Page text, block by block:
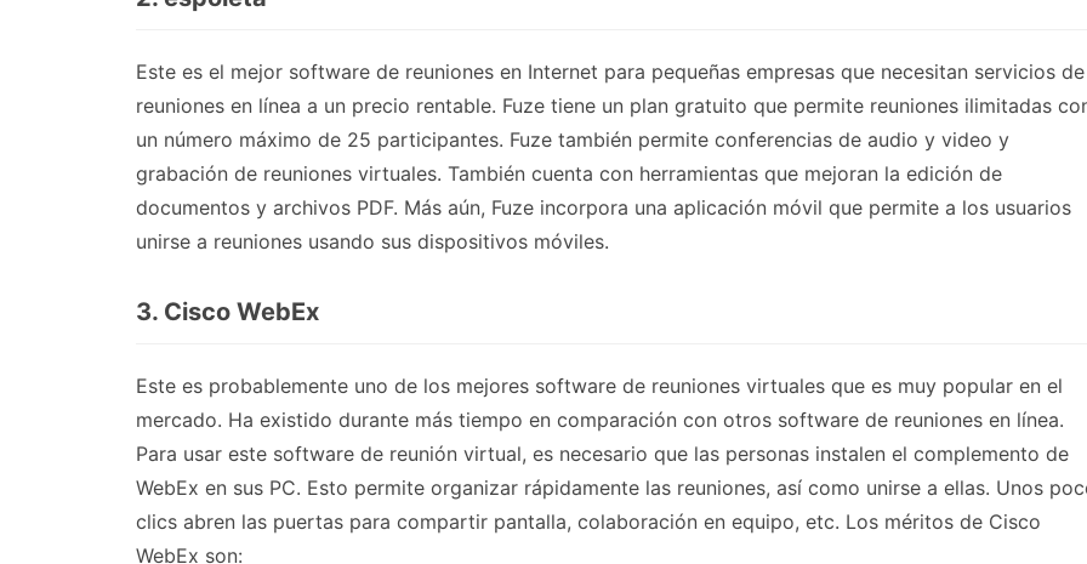
Este es el mejor software de reuniones en Internet para pequeñas empresas que necesitan servicios de
reuniones en línea a un precio rentable. Fuze tiene un plan gratuito que permite reuniones ilimitadas
un número máximo de 25 participantes. Fuze también permite conferencias de audio y video y
grabación de reuniones virtuales. También cuenta con herramientas que mejoran la edición de
documentos y archivos PDF. Más aún, Fuze incorpora una aplicación móvil que permite a los usuarios
unirse a reuniones usando sus dispositivos móviles.
3. Cisco WebEx
Este es probablemente uno de los mejores software de reuniones virtuales que es muy popular en el
mercado. Ha existido durante más tiempo en comparación con otros software de reuniones en línea.
Para usar este software de reunión virtual, es necesario que las personas instalen el complemento de
WebEx en sus PC. Esto permite organizar rápidamente las reuniones, así como unirse a ellas. Unos
clics abren las puertas para compartir pantalla, colaboración en equipo, etc. Los méritos de Cisco
WebEx son: